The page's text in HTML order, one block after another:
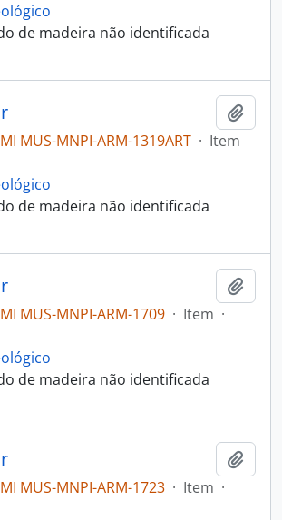
de madeira não identificada
MUS-MNPI-ARM-1319ART · Item
de madeira não identificada
MUS-MNPI-ARM-1709 · Item ·
de madeira não identificada
MUS-MNPI-ARM-1723 · Item ·